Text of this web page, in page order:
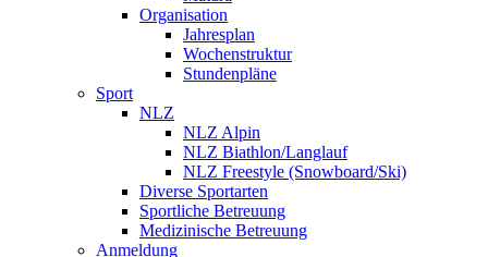
Organisation
Jahresplan
Wochenstruktur
Stundenpläne
Sport
NLZ
NLZ Alpin
NLZ Biathlon/Langlauf
NLZ Freestyle (Snowboard/Ski)
Diverse Sportarten
Sportliche Betreuung
Medizinische Betreuung
Anmeldung